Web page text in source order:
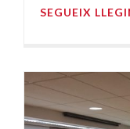
SEGUEIX